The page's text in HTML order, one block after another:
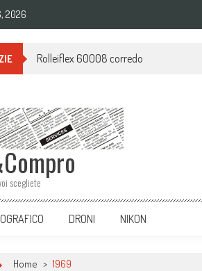
2026
Rolleiflex 60008 corredo
scegliete
DRONI NIKON
Home > 1969